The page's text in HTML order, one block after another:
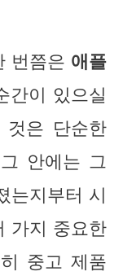
번쯤은 애플
간이 있으실
것은 단순한
안에는 그
는지부터 시
가지 중요한
중고 제품